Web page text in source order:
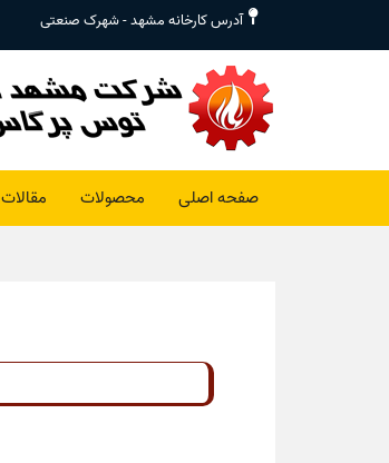
آدرس کارخانه مشهد - شهرک صنعتی
صفحه اصلی محصولات مقالات